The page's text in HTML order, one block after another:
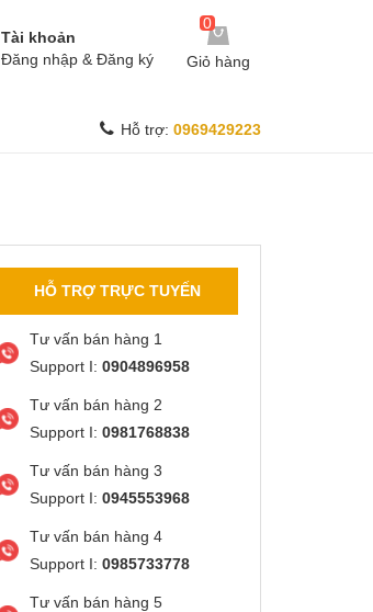
0
Giỏ hàng
Tài khoản
Đăng nhập & Đăng ký
Hỗ trợ: 0969429223
HỖ TRỢ TRỰC TUYẾN
Tư vấn bán hàng 1
Support I: 0904896958
Tư vấn bán hàng 2
Support I: 0981768838
Tư vấn bán hàng 3
Support I: 0945553968
Tư vấn bán hàng 4
Support I: 0985733778
Tư vấn bán hàng 5